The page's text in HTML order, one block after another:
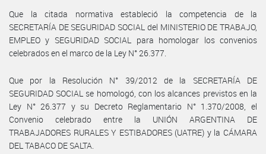
Que la citada normativa estableció la competencia de la
SECRETARÍA DE SEGURIDAD SOCIAL del MINISTERIO DE TRABAJO,
EMPLEO y SEGURIDAD SOCIAL para homologar los convenios
celebrados en el marco de la Ley N° 26.377.
Que por la Resolución N° 39/2012 de la SECRETARÍA DE
SEGURIDAD SOCIAL se homologó, con los alcances previstos en la
Ley N° 26.377 y su Decreto Reglamentario N° 1.370/2008, el
Convenio celebrado entre la UNIÓN ARGENTINA DE
TRABAJADORES RURALES Y ESTIBADORES (UATRE) y la CÁMARA
DEL TABACO DE SALTA.